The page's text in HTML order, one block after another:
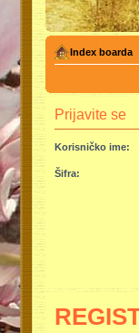
Index boarda
Prijavite se
Korisničko ime:
Šifra: